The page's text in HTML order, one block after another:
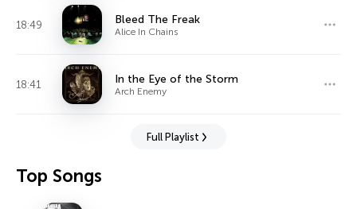
18:49 Bleed The Freak
Alice In Chains
18:41 In the Eye of the Storm
Arch Enemy
Full Playlist
Top Songs